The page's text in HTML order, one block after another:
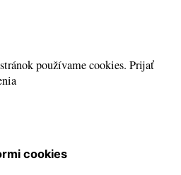
používame cookies. Prijať
cookies